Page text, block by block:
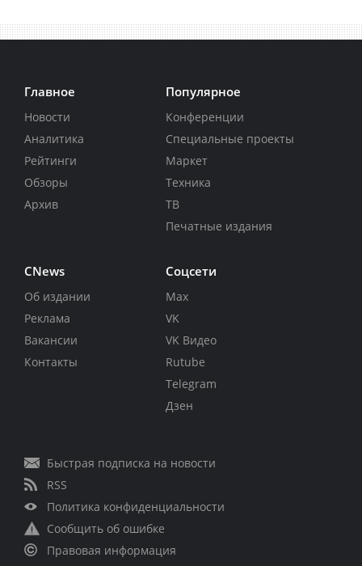
Главное
Новости
Аналитика
Рейтинги
Обзоры
Архив
Популярное
Конференции
Специальные проекты
Маркет
Техника
ТВ
Печатные издания
CNews
Об издании
Реклама
Вакансии
Контакты
Соцсети
Max
VK
VK Видео
Rutube
Telegram
Дзен
Быстрая подписка на новости
RSS
Политика конфиденциальности
Сообщить об ошибке
Правовая информация